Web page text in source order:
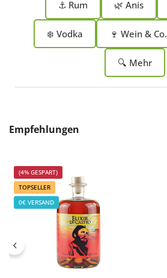
⚓ Rum 🌿 Anis
❄️ Vodka 🍷 Wein & Co.
🔍 Mehr
Produktgalerie überspringen
Empfehlungen
(4% GESPART)
TOPSELLER
0€ VERSAND